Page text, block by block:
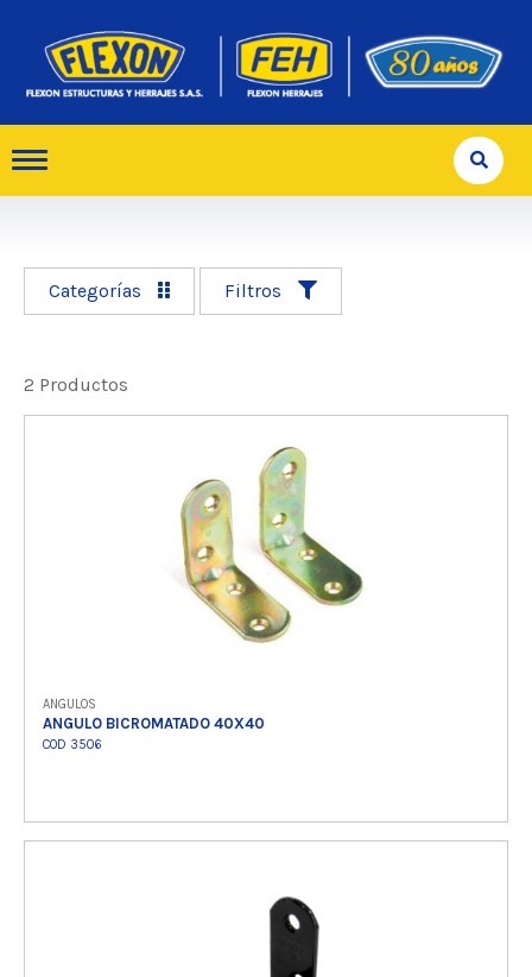
Categorías Filtros
2 Productos
ANGULOS
ANGULO BICROMATADO 40X40
COD 3506